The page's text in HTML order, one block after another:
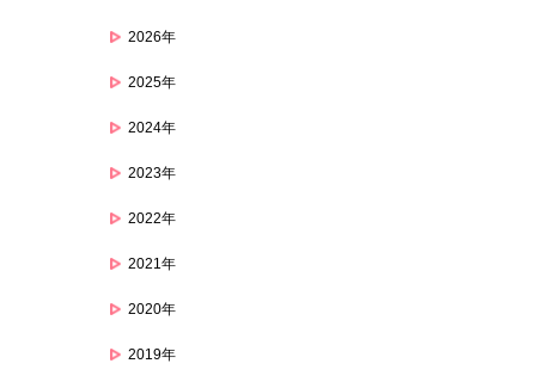
2026年
2025年
2024年
2023年
2022年
2021年
2020年
2019年